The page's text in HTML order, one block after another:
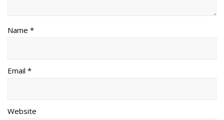
Name *
Email *
Website